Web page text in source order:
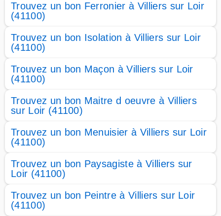
Trouvez un bon Ferronier à Villiers sur Loir
(41100)
Trouvez un bon Isolation à Villiers sur Loir
(41100)
Trouvez un bon Maçon à Villiers sur Loir
(41100)
Trouvez un bon Maitre d oeuvre à Villiers
sur Loir (41100)
Trouvez un bon Menuisier à Villiers sur Loir
(41100)
Trouvez un bon Paysagiste à Villiers sur
Loir (41100)
Trouvez un bon Peintre à Villiers sur Loir
(41100)